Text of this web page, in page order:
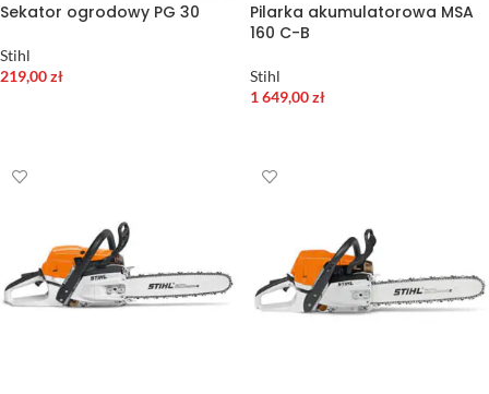
Sekator ogrodowy PG 30
Stihl
219,00zł
Pilarka akumulatorowa MSA
160 C-B
Stihl
1 649,00zł